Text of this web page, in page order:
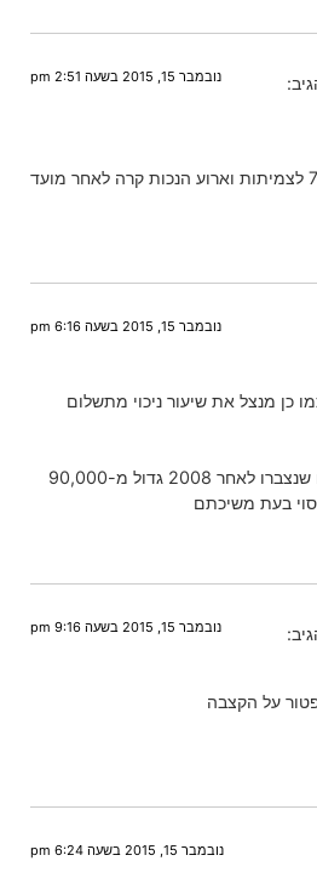
נובמבר 15, 2015 בשעה 2:51 pm
2. אם מדובר בנכות 75% לצמיתות וארוע הנכות קרה לאחר מועד
נובמבר 15, 2015 בשעה 6:16 pm
כן מנצל את שיעור ניכוי מתשלום
גדול מ-90,000
בעת משיכתם
נובמבר 15, 2015 בשעה 9:16 pm
על הקצבה
נובמבר 15, 2015 בשעה 6:24 pm